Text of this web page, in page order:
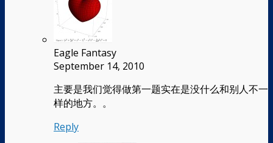
Eagle Fantasy
September 14, 2010
主要是我们觉得做第一题实在是没什么和别人不一
样的地方。。
Reply